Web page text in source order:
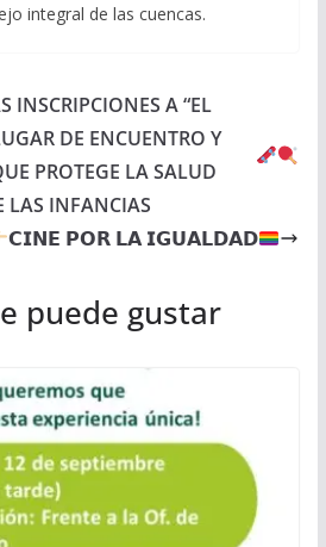
integral de las cuencas.
INSCRIPCIONES A “EL
DE ENCUENTRO Y
PROTEGE LA SALUD
LAS INFANCIAS
𝗖𝗜𝗡𝗘 𝗣𝗢𝗥 𝗟𝗔 𝗜𝗚𝗨𝗔𝗟𝗗𝗔𝗗
puede gustar